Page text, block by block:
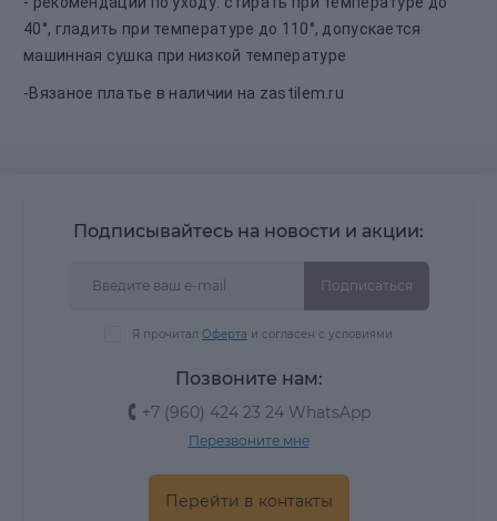
40°, гладить при температуре до 110°, допускается
машинная сушка при низкой температуре
-Вязаное платье в наличии на zastilem.ru
Подписывайтесь на новости и акции:
Подписаться
Я прочитал Оферта и согласен с условиями
Позвоните нам:
+7 (960) 424 23 24 WhatsApp
Перезвоните мне
Перейти в контакты